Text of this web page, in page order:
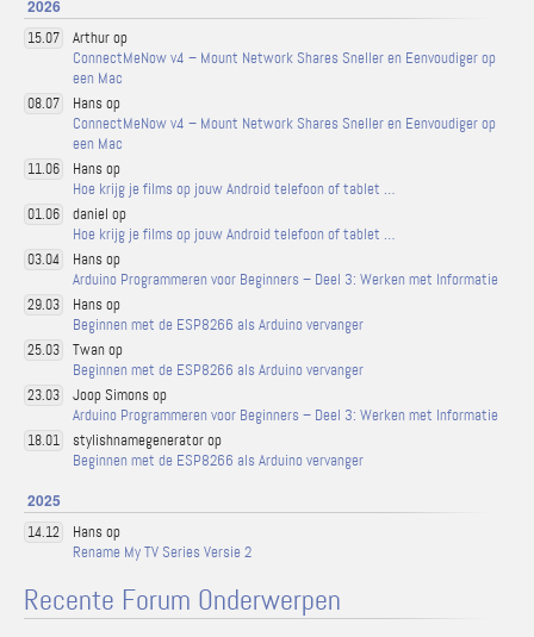
2026
15.07
Arthur op
ConnectMeNow v4 – Mount Network Shares Sneller en Eenvoudiger op
een Mac
08.07
Hans op
ConnectMeNow v4 – Mount Network Shares Sneller en Eenvoudiger op
een Mac
11.06
Hans op
Hoe krijg je films op jouw Android telefoon of tablet …
01.06
daniel op
Hoe krijg je films op jouw Android telefoon of tablet …
03.04
Hans op
Arduino Programmeren voor Beginners – Deel 3: Werken met Informatie
29.03
Hans op
Beginnen met de ESP8266 als Arduino vervanger
25.03
Twan op
Beginnen met de ESP8266 als Arduino vervanger
23.03
Joop Simons op
Arduino Programmeren voor Beginners – Deel 3: Werken met Informatie
18.01
stylishnamegenerator op
Beginnen met de ESP8266 als Arduino vervanger
2025
14.12
Hans op
Rename My TV Series Versie 2
Recente Forum Onderwerpen